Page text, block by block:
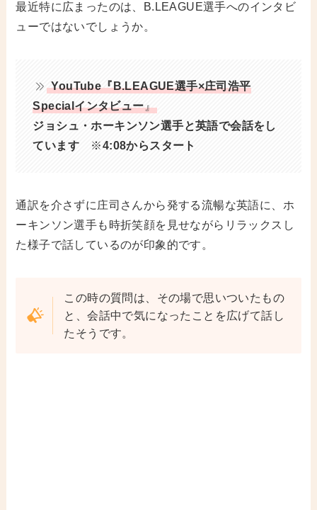
最近特に広まったのは、B.LEAGUE選手へのインタビ
ューではないでしょうか。
YouTube『B.LEAGUE選手×庄司浩平
Specialインタビュー』
ジョシュ・ホーキンソン選手と英語で会話をし
ています ※4:08からスタート
通訳を介さずに庄司さんから発する流暢な英語に、ホ
ーキンソン選手も時折笑顔を見せながらリラックスし
た様子で話しているのが印象的です。
この時の質問は、その場で思いついたもの
と、会話中で気になったことを広げて話し
たそうです。